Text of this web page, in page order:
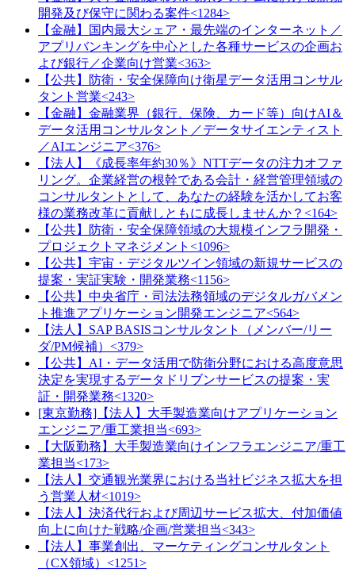
開発及び保守に関わる案件<1284>
【金融】国内最大シェア・最先端のインターネット／
アプリバンキングを中心とした各種サービスの企画お
よび銀行／企業向け営業<363>
【公共】防衛・安全保障向け衛星データ活用コンサル
タント営業<243>
【金融】金融業界（銀行、保険、カード等）向けAI＆
データ活用コンサルタント／データサイエンティスト
／AIエンジニア<376>
【法人】《成長率年約30％》NTTデータの注力オファ
リング。企業経営の根幹である会計・経営管理領域の
コンサルタントとして、あなたの経験を活かしてお客
様の業務改革に貢献しともに成長しませんか？<164>
【公共】防衛・安全保障領域の大規模インフラ開発・
プロジェクトマネジメント<1096>
【公共】宇宙・デジタルツイン領域の新規サービスの
提案・実証実験・開発業務<1156>
【公共】中央省庁・司法法務領域のデジタルガバメン
ト推進アプリケーション開発エンジニア<564>
【法人】SAP BASISコンサルタント（メンバー/リー
ダ/PM候補）<379>
【公共】AI・データ活用で防衛分野における高度意思
決定を実現するデータドリブンサービスの提案・実
証・開発業務<1320>
[東京勤務]【法人】大手製造業向けアプリケーション
エンジニア/重工業担当<693>
【大阪勤務】大手製造業向けインフラエンジニア/重工
業担当<173>
【法人】交通観光業界における当社ビジネス拡大を担
う営業人材<1019>
【法人】決済代行および周辺サービス拡大、付加価値
向上に向けた戦略/企画/営業担当<343>
【法人】事業創出、マーケティングコンサルタント
（CX領域）<1251>